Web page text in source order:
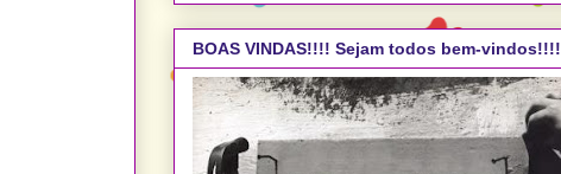
BOAS VINDAS!!!! Sejam todos bem-vindos!!!!